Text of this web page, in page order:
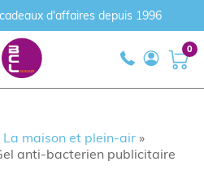
d'affaires depuis 1996
0
La maison et plein-air »
anti-bacterien publicitaire